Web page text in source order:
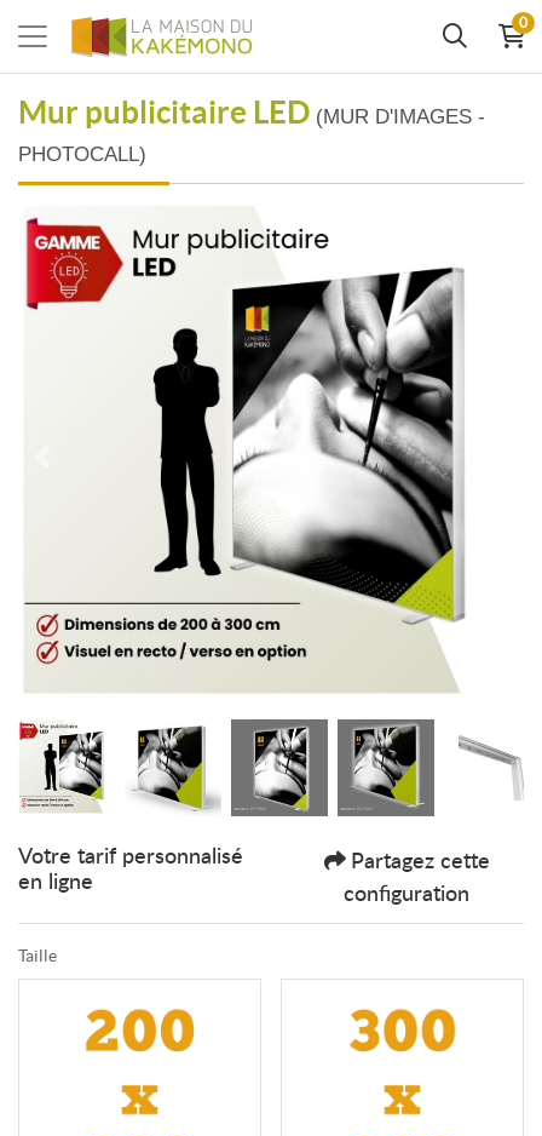
0
Mur publicitaire LED (MUR D'IMAGES -
PHOTOCALL)
Votre tarif personnalisé
en ligne
Partagez cette
configuration
Taille